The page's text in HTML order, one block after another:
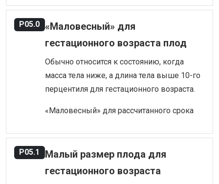
P05.0 «Маловесный» для
гестационного возраста плод
Обычно относится к состоянию, когда
масса тела ниже, а длина тела выше 10-го
перцентиля для гестационного возраста.
«Маловесный» для рассчитанного срока
P05.1
Малый размер плода для
гестационного возраста